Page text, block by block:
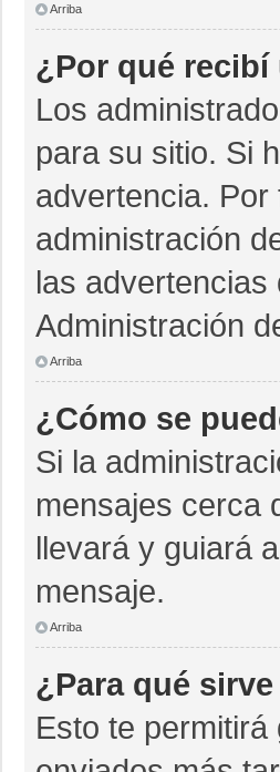
Arriba
¿Por qué
Los
para su sitio. Si
advertencia.
administración
las
Administración
Arriba
¿Cómo se
Si la
mensajes cerca
llevará y guiará
mensaje.
Arriba
¿Para qué
Esto te